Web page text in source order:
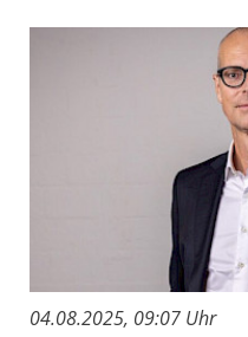
04.08.2025, 09:07 Uhr